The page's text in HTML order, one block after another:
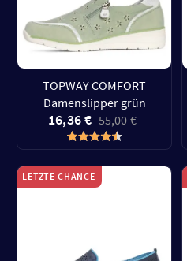
TOPWAY COMFORT
Damenslipper grün
16,36 € 55,00 €
LETZTE CHANCE